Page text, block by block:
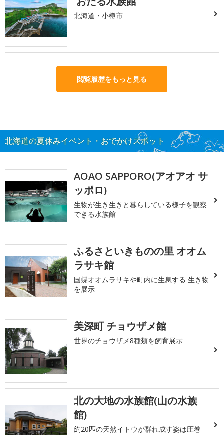
北海道・小樽市
閲覧履歴をもっと見る
北海道の夏休みイベント・おでかけスポット
AOAO SAPPORO(アオアオ サ
ッポロ)
生物が生き生きと暮らしている様子を観察
できる水族館
ふるさといきものの里 オオム
ラサキ館
国蝶オオムラサキや町内に生息する 生き物
を展示
美深町 チョウザメ館
世界のチョウザメ8種類を飼育展示
北の大地の水族館(山の水族
館)
約20匹の天然イトウが群れ成す姿は圧巻